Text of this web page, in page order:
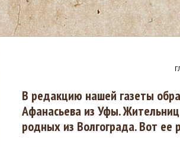
В
ы
В редакцию нашей газеты
Афанасьева из Уфы.
родных из Волгограда. Вот ее